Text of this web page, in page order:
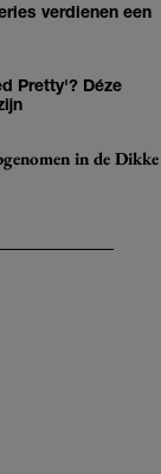
verdienen een
Pretty'? Déze
in de Dikke